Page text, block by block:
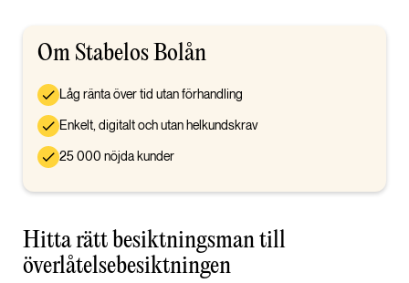
Om Stabelos Bolån
Låg ränta över tid utan förhandling
Enkelt, digitalt och utan helkundskrav
25 000 nöjda kunder
Hitta rätt besiktningsman till
överlåtelsebesiktningen